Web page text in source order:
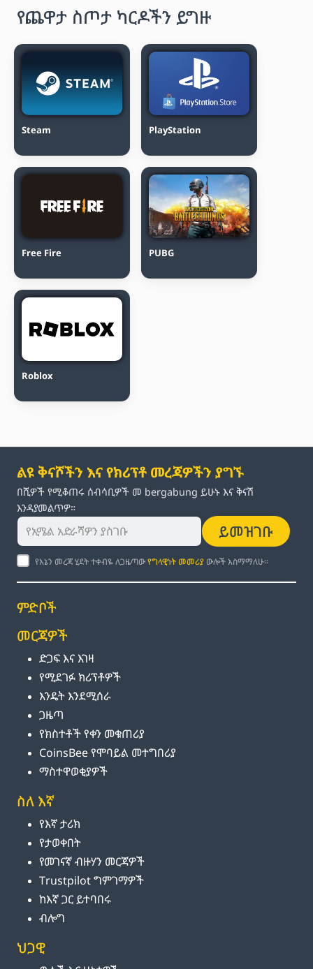
የጨዋታ ስጦታ ካርዶችን ይግዙ
Steam PlayStation
Free Fire PUBG
Roblox
ልዩ ቅናሾችን እና የክሪፕቶ መረጃዎችን ያግኙ
በሺዎች የሚቆጠሩ ሰብሳቢዎች መ bergabung ይሁኑ እና ቅናሽ
እንዳያመልጥዎ።
ይመዝገቡ
የእኔን መረጃ ሂደት ተቀብዬ ለጋዜጣውየግላዊነት መመሪያ ውሎች እስማማለሁ።
ምድቦች
መርጃዎች
ድጋፍ እና እገዛ
የሚደገፉ ክሪፕቶዎች
እንዴት እንደሚሰራ
ጋዜጣ
የክስተቶች የቀን መቁጠሪያ
CoinsBee የሞባይል መተግበሪያ
ማስተዋወቂያዎች
ስለ እኛ
የእኛ ታሪክ
የታወቀበት
የመገናኛ ብዙሃን መርጃዎች
Trustpilot ግምገማዎች
ከእኛ ጋር ይተባበሩ
ብሎግ
ህጋዊ